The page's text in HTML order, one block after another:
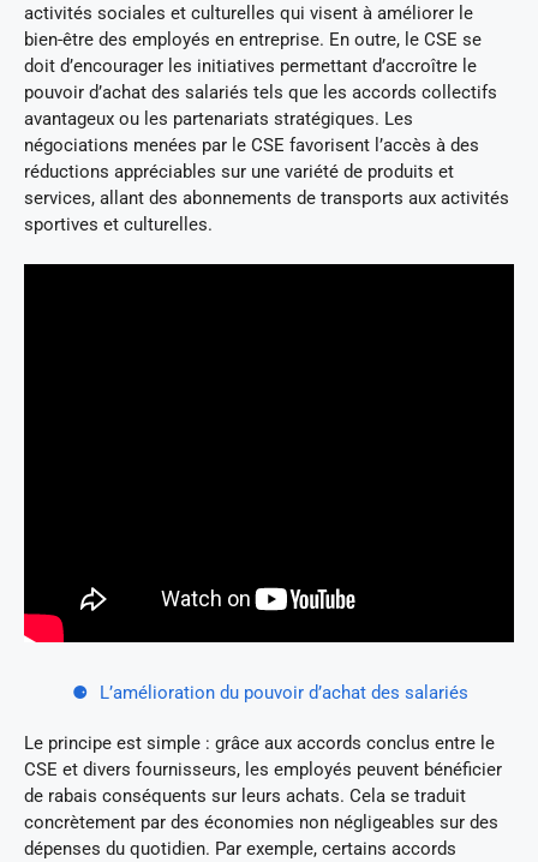
activités sociales et culturelles qui visent à améliorer le
bien-être des employés en entreprise. En outre, le CSE se
doit d’encourager les initiatives permettant d’accroître le
pouvoir d’achat des salariés tels que les accords collectifs
avantageux ou les partenariats stratégiques. Les
négociations menées par le CSE favorisent l’accès à des
réductions appréciables sur une variété de produits et
services, allant des abonnements de transports aux activités
sportives et culturelles.
L’amélioration du pouvoir d’achat des salariés
Le principe est simple : grâce aux accords conclus entre le
CSE et divers fournisseurs, les employés peuvent bénéficier
de rabais conséquents sur leurs achats. Cela se traduit
concrètement par des économies non négligeables sur des
dépenses du quotidien. Par exemple, certains accords